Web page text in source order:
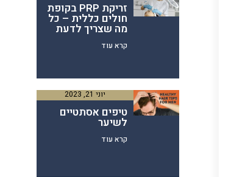
זריקת PRP בקופת
חולים כללית – כל
מה שצריך לדעת
קרא עוד
טיפים אסתטיים
לשיער
יוני 21, 2023
קרא עוד